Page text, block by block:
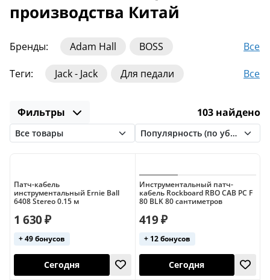
производства Китай
Бренды: Все
Adam Hall
BOSS
BlackSmith
CLUTCH
Joyo
Klotz
Mogami
OnStage
Planet Waves
Rockboard
Теги: Все
Jack - Jack
Для педали
США
Угловые
Фильтры 103 найдено
Патч-кабель
инструментальный Ernie Ball
6408 Stereo 0.15 м
1 630 ₽
+ 49 бонусов
Инструментальный патч-
кабель Rockboard RBO CAB PC F
80 BLK 80 сантиметров
419 ₽
+ 12 бонусов